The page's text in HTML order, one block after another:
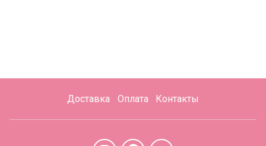
Доставка Оплата Контакты